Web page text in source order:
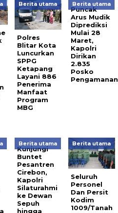
Berita utama
Polres
Blitar Kota
Luncurkan
SPPG
Ketapang
Layani 886
Penerima
Manfaat
Program
MBG
Berita utama
Puncak
Arus Mudik
Diprediksi
Mulai 28
Maret,
Kapolri
Dirikan
2.835
Posko
Pengamanan
Berita utama
Kunjungi
Buntet
Pesantren
Cirebon,
Kapolri
Silaturahmi
ke Dewan
Sepuh
hingga
Berita utama
Seluruh
Personel
Dan Persit
Kodim
1009/Tanah